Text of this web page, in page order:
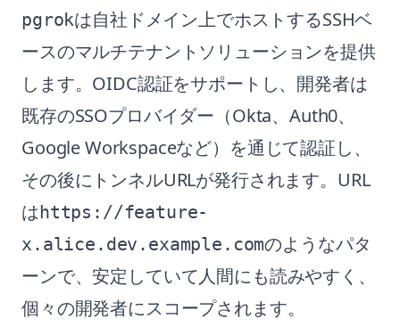
pgrokは自社ドメイン上でホストするSSHベ
ースのマルチテナントソリューションを提供
します。OIDC認証をサポートし、開発者は
既存のSSOプロバイダー（Okta、Auth0、
Google Workspaceなど）を通じて認証し、
その後にトンネルURLが発行されます。URL
はhttps://feature-
x.alice.dev.example.comのようなパタ
ーンで、安定していて人間にも読みやすく、
個々の開発者にスコープされます。